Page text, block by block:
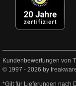
Kundenbewertungen von
© 1997 - 2026 by
*Gilt für Lieferungen nach